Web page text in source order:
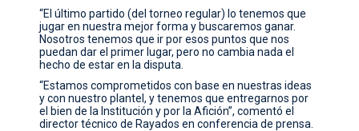
“El último partido (del torneo regular) lo tenemos que
jugar en nuestra mejor forma y buscaremos ganar.
Nosotros tenemos que ir por esos puntos que nos
puedan dar el primer lugar, pero no cambia nada el
hecho de estar en la disputa.
“Estamos comprometidos con base en nuestras ideas
y con nuestro plantel, y tenemos que entregarnos por
el bien de la Institución y por la Afición”, comentó el
director técnico de Rayados en conferencia de prensa.